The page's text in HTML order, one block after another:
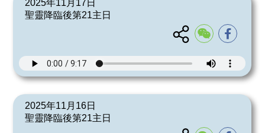
2025年11月17日
聖靈降臨後第21主日
2025年11月16日
聖靈降臨後第21主日